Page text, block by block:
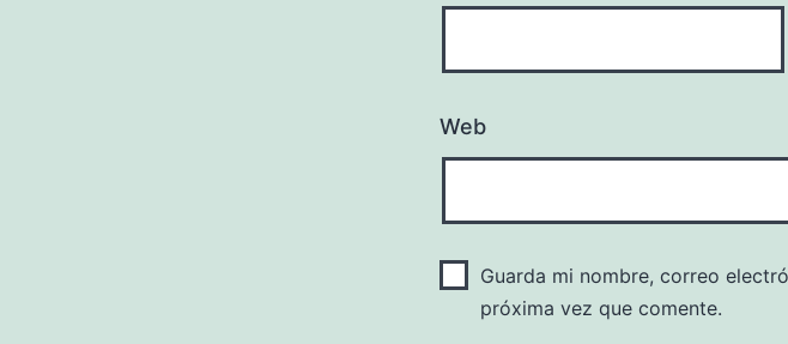
Web
Guarda mi nombre, correo
próxima vez que comente.